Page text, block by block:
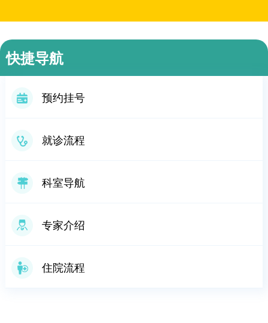
快捷导航
预约挂号
就诊流程
科室导航
专家介绍
住院流程